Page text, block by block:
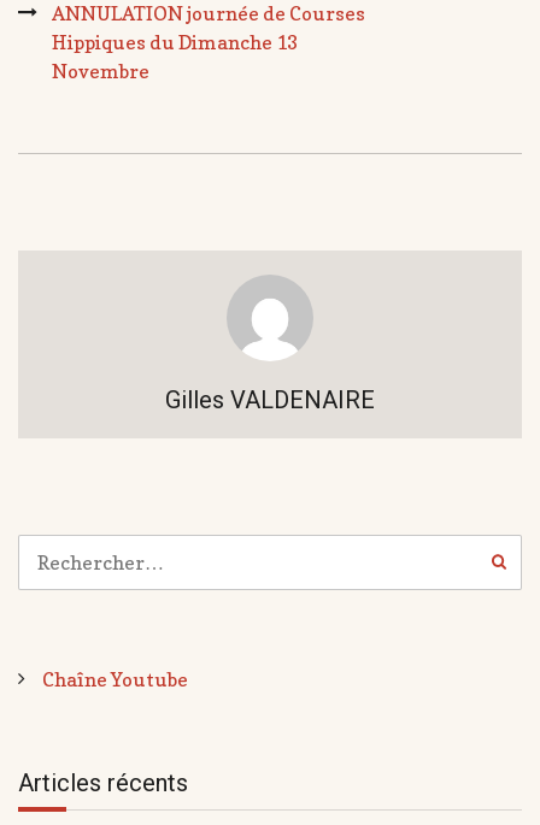
ANNULATION journée de Courses
Hippiques du Dimanche 13
Novembre
Gilles VALDENAIRE
Chaîne Youtube
Articles récents